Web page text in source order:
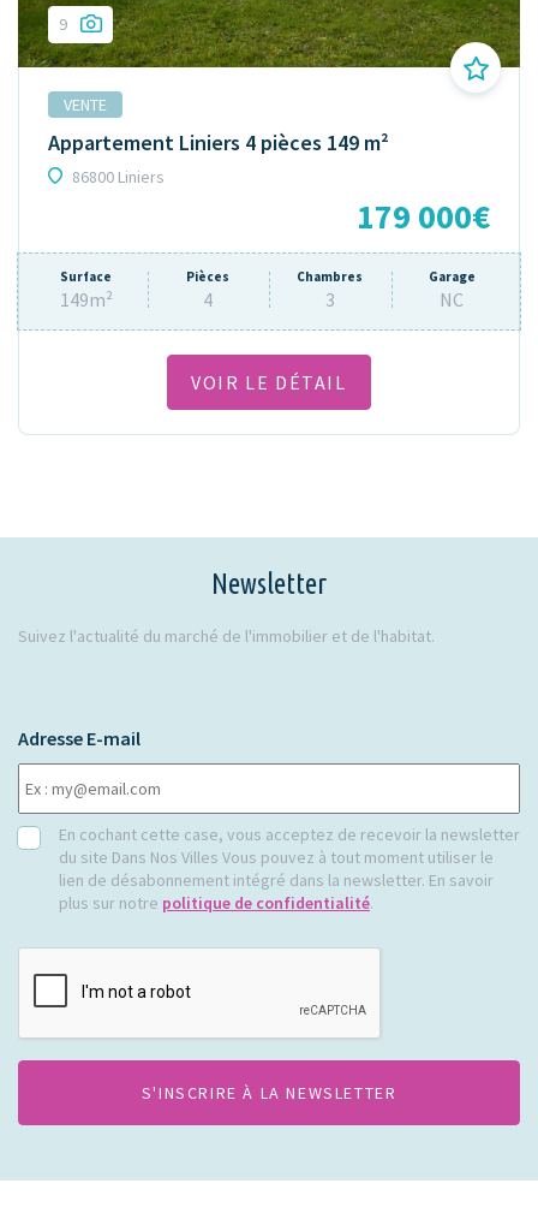
9
VENTE
Appartement Liniers 4 pièces 149 m²
86800 Liniers
179 000€
Surface
149m²
Pièces
4
Chambres
3
Garage
NC
VOIR LE DÉTAIL
Newsletter
Suivez l'actualité du marché de l'immobilier et de l'habitat.
Adresse E-mail
RGPDEn cochant cette case, vous acceptez de recevoir la newsletter
du site Dans Nos Villes Vous pouvez à tout moment utiliser le
lien de désabonnement intégré dans la newsletter. En savoir
plus sur notre politique de confidentialité.
CAPTCHA